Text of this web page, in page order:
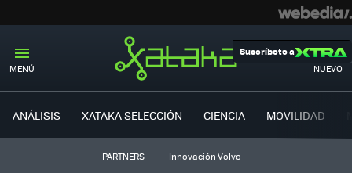
MENÚ NUEVO
Suscríbete a
ANÁLISIS XATAKA SELECCIÓN CIENCIA MOVILIDAD
PARTNERS Innovación Volvo